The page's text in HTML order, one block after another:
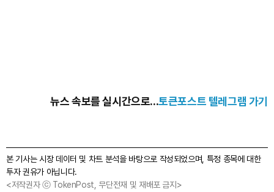
뉴스 속보를 실시간으로...토큰포스트 텔레그램 가기
본 기사는 시장 데이터 및 차트 분석을 바탕으로 작성되었으며, 특정 종목에 대한
투자 권유가 아닙니다.
<저작권자 ⓒ TokenPost, 무단전재 및 재배포 금지>